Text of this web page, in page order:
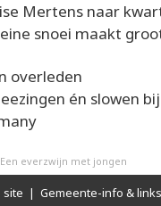
Mertens naar
snoei maakt
overleden
én slowen
everzwijn met jongen
site | Gemeente-info & links